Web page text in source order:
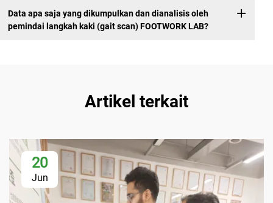
Data apa saja yang dikumpulkan dan dianalisis oleh
pemindai langkah kaki (gait scan) FOOTWORK LAB?
Artikel terkait
20
Jun